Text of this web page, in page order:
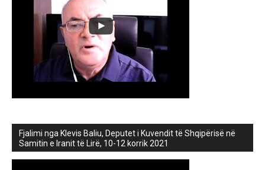
Fjalimi nga Klevis Baliu, Deputet i Kuvendit të Shqipërisë në
Samitin e Iranit të Lirë, 10-12 korrik 2021